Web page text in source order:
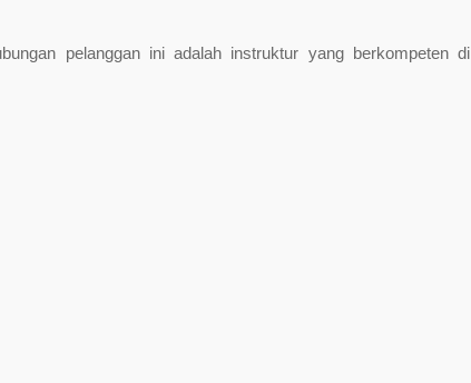
pelanggan ini adalah instruktur yang berkompeten di